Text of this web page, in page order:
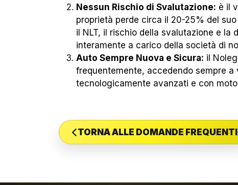
Nessun Rischio di Svalutazione: è il
proprietà perde circa il 20-25% del
il NLT, il rischio della svalutazione e
interamente a carico della società di
Auto Sempre Nuova e Sicura: il
frequentemente, accedendo sempre
tecnologicamente avanzati e con
TORNA ALLE DOMANDE FREQUENTI